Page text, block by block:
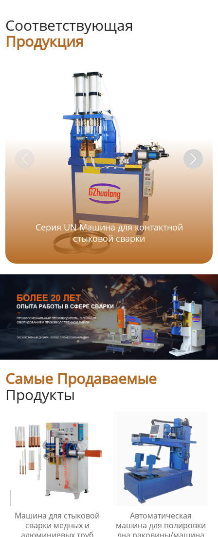
Соответствующая
Продукция
Серия UN Машина для контактной
стыковой сварки
Самые Продаваемые
Продукты
Машина для стыковой
сварки медных и
Автоматическая
машина для полировки